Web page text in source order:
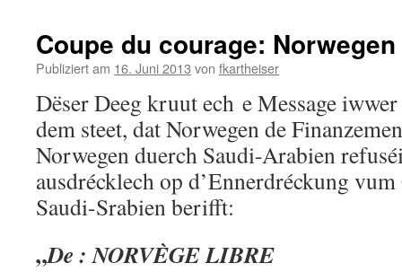
Coupe du courage:
Publiziert am 16. Juni 2013 von fkartheiser
Dëser Deeg kruut ech e Message
dem steet, dat Norwegen de
Norwegen duerch Saudi-Arabien
ausdrécklech op d’Ennerdréckung
Saudi-Srabien berifft:
„De : NORVÈGE LIBRE